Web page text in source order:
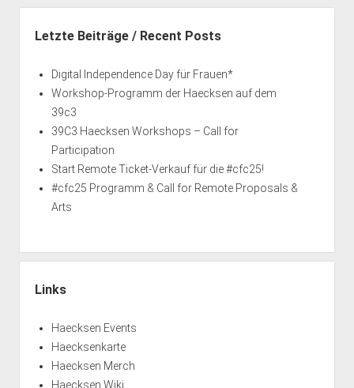
Letzte Beiträge / Recent Posts
Digital Independence Day für Frauen*
Workshop-Programm der Haecksen auf dem
39c3
39C3 Haecksen Workshops – Call for
Participation
Start Remote Ticket-Verkauf für die #cfc25!
#cfc25 Programm & Call for Remote Proposals &
Arts
Links
Haecksen Events
Haecksenkarte
Haecksen Merch
Haecksen Wiki